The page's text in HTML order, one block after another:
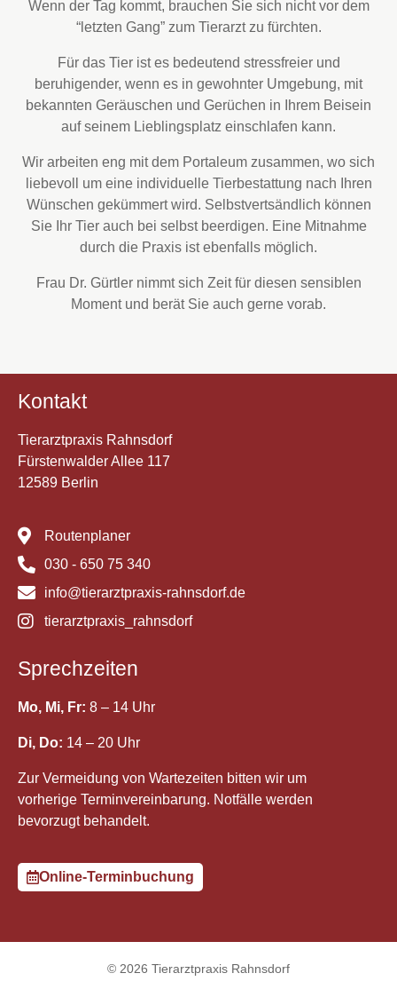
Wenn der Tag kommt, brauchen Sie sich nicht vor dem
“letzten Gang” zum Tierarzt zu fürchten.
Für das Tier ist es bedeutend stressfreier und
beruhigender, wenn es in gewohnter Umgebung, mit
bekannten Geräuschen und Gerüchen in Ihrem Beisein
auf seinem Lieblingsplatz einschlafen kann.
Wir arbeiten eng mit dem Portaleum zusammen, wo sich
liebevoll um eine individuelle Tierbestattung nach Ihren
Wünschen gekümmert wird. Selbstvertsändlich können
Sie Ihr Tier auch bei selbst beerdigen. Eine Mitnahme
durch die Praxis ist ebenfalls möglich.
Frau Dr. Gürtler nimmt sich Zeit für diesen sensiblen
Moment und berät Sie auch gerne vorab.
Kontakt
Tierarztpraxis Rahnsdorf
Fürstenwalder Allee 117
12589 Berlin
Routenplaner
030 - 650 75 340
info@tierarztpraxis-rahnsdorf.de
tierarztpraxis_rahnsdorf
Sprechzeiten
Mo, Mi, Fr: 8 – 14 Uhr
Di, Do: 14 – 20 Uhr
Zur Vermeidung von Wartezeiten bitten wir um
vorherige Terminvereinbarung. Notfälle werden
bevorzugt behandelt.
Online-Terminbuchung
© 2026 Tierarztpraxis Rahnsdorf